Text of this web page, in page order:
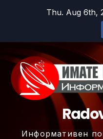
Thu. Aug 6th,
Информативен